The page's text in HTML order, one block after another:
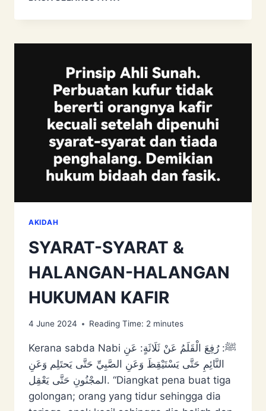
KERANA
BIDAAH
AKIDAH
SYARAT-SYARAT &
HALANGAN-HALANGAN
HUKUMAN KAFIR
4 June 2024 Reading Time: 2 minutes
Kerana sabda Nabi ﷺ: رُفِعَ ‌الْقَلَمُ عَنْ ثَلَاثَةٍ: عَنِ
النَّائِمِ حَتَّى يَسْتَيْقِظَ وَعَنِ الصَّبِيِّ حَتَّى يَحتَلِم وَعَنِ
المجْنُونِ حَتَّى يَعْقِل. “Diangkat pena buat tiga
golongan; orang yang tidur sehingga dia